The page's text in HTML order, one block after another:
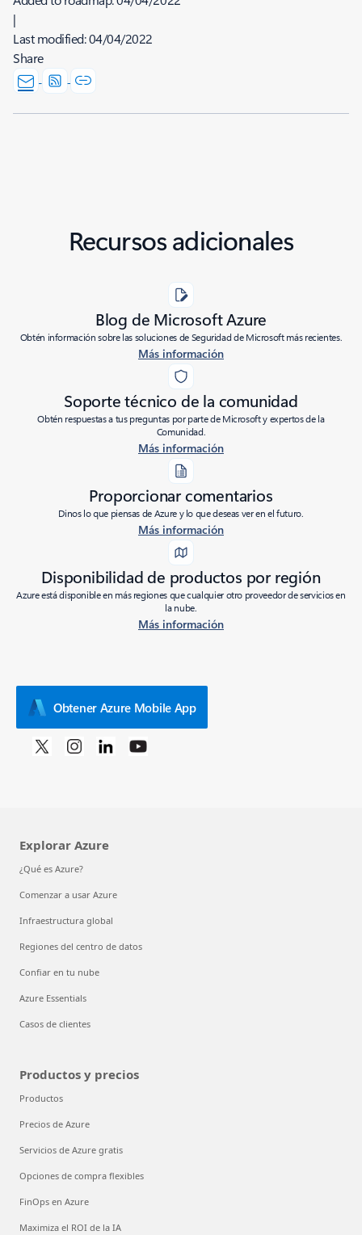
|
Last modified:04/04/2022
Share
Recursos adicionales
Blog de Microsoft Azure
Obtén información sobre las soluciones de Seguridad de Microsoft más recientes.
Más información
Soporte técnico de la comunidad
Obtén respuestas a tus preguntas por parte de Microsoft y expertos de la
Comunidad.
Más información
Proporcionar comentarios
Dinos lo que piensas de Azure y lo que deseas ver en el futuro.
Más información
Disponibilidad de productos por región
Azure está disponible en más regiones que cualquier otro proveedor de servicios en
la nube.
Más información
Obtener Azure Mobile App
Explorar Azure
¿Qué es Azure?
Comenzar a usar Azure
Infraestructura global
Regiones del centro de datos
Confiar en tu nube
Azure Essentials
Casos de clientes
Productos y precios
Productos
Precios de Azure
Servicios de Azure gratis
Opciones de compra flexibles
FinOps en Azure
Maximiza el ROI de la IA